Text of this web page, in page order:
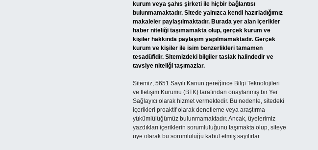
kurum veya şahıs şirketi ile hiçbir bağlantısı
bulunmamaktadır. Sitede yalnızca kendi hazırladığımız
makaleler paylaşılmaktadır. Burada yer alan içerikler
haber niteliği taşımamakta olup, gerçek kurum ve
kişiler hakkında paylaşım yapılmamaktadır. Gerçek
kurum ve kişiler ile isim benzerlikleri tamamen
tesadüfidir. Sitemizdeki bilgiler taslak halindedir ve
tavsiye niteliği taşımazlar.
Sitemiz, 5651 Sayılı Kanun gereğince Bilgi Teknolojileri
ve İletişim Kurumu (BTK) tarafından onaylanmış bir Yer
Sağlayıcı olarak hizmet vermektedir. Bu nedenle, sitedeki
içerikleri proaktif olarak denetleme veya araştırma
yükümlülüğümüz bulunmamaktadır. Ancak, üyelerimiz
yazdıkları içeriklerin sorumluluğunu taşımakta olup, siteye
üye olarak bu sorumluluğu kabul etmiş sayılırlar.